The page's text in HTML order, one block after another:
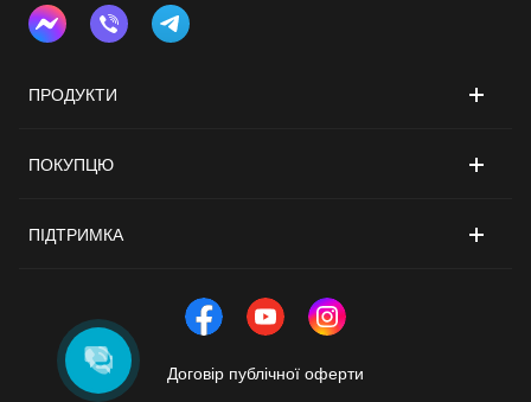
ПРОДУКТИ
ПОКУПЦЮ
ПІДТРИМКА
Договір публічної оферти